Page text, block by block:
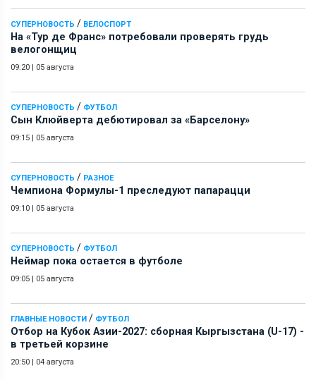
СУПЕРНОВОСТЬ / ВЕЛОСПОРТ
На «Тур де Франс» потребовали проверять грудь
велогонщиц
09:20 | 05 августа
СУПЕРНОВОСТЬ / ФУТБОЛ
Сын Клюйверта дебютировал за «Барселону»
09:15 | 05 августа
СУПЕРНОВОСТЬ / РАЗНОЕ
Чемпиона Формулы-1 преследуют папарацци
09:10 | 05 августа
СУПЕРНОВОСТЬ / ФУТБОЛ
Неймар пока остается в футболе
09:05 | 05 августа
ГЛАВНЫЕ НОВОСТИ / ФУТБОЛ
Отбор на Кубок Азии-2027: сборная Кыргызстана (U-17) -
в третьей корзине
20:50 | 04 августа